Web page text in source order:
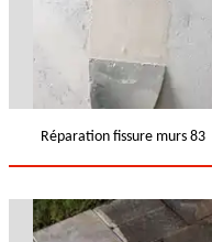
Réparation fissure murs 83